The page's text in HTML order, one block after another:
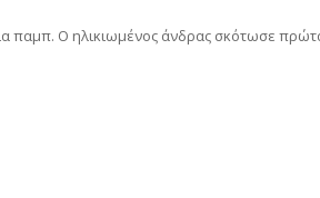
παμπ. Ο ηλικιωμένος άνδρας σκότωσε